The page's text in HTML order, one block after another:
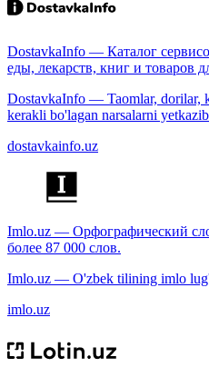
DostavkaInfo — Каталог
еды, лекарств, книг и товаров
DostavkaInfo — Taomlar, dorilar,
kerakli bo'lagan narsalarni
dostavkainfo.uz
Imlo.uz — Орфографический
более 87 000 слов.
Imlo.uz — O'zbek tilining imlo
imlo.uz